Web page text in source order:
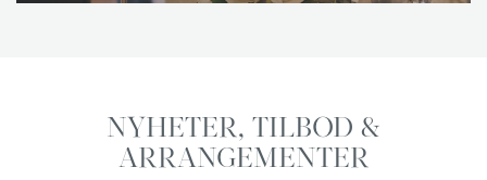
NYHETER, TILBOD &
ARRANGEMENTER